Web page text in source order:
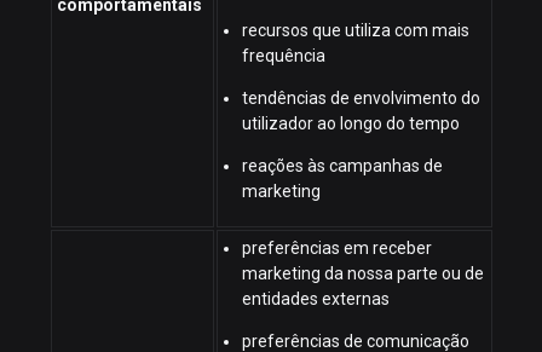
comportamentais
recursos que utiliza com mais
frequência
tendências de envolvimento do
utilizador ao longo do tempo
reações às campanhas de
marketing
preferências em receber
marketing da nossa parte ou de
entidades externas
preferências de comunicação